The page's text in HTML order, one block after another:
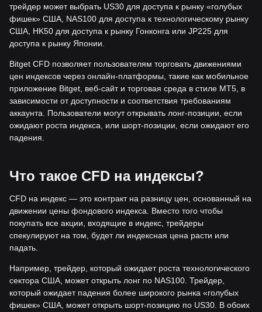
трейдер может выбрать US30 для доступа к рынку «голубых
фишек» США, NAS100 для доступа к технологическому рынку
США, HK50 для доступа к рынку Гонконга или JP225 для
доступа к рынку Японии.
Bitget CFD позволяет пользователям торговать движениями
цен индексов через онлайн-платформы, такие как мобильное
приложение Bitget, веб-сайт и торговая среда в стиле MT5, в
зависимости от доступности и соответствия требованиям
аккаунта. Пользователи могут открывать лонг-позиции, если
ожидают роста индекса, или шорт-позиции, если ожидают его
падения.
Что такое CFD на индексы?
CFD на индекс — это контракт на разницу цен, основанный на
движении цены фондового индекса. Вместо того чтобы
покупать все акции, входящие в индекс, трейдеры
спекулируют на том, будет ли индексная цена расти или
падать.
Например, трейдер, который ожидает роста технологического
сектора США, может открыть лонг по NAS100. Трейдер,
который ожидает падения более широкого рынка «голубых
фишек» США, может открыть шорт-позицию по US30. В обоих